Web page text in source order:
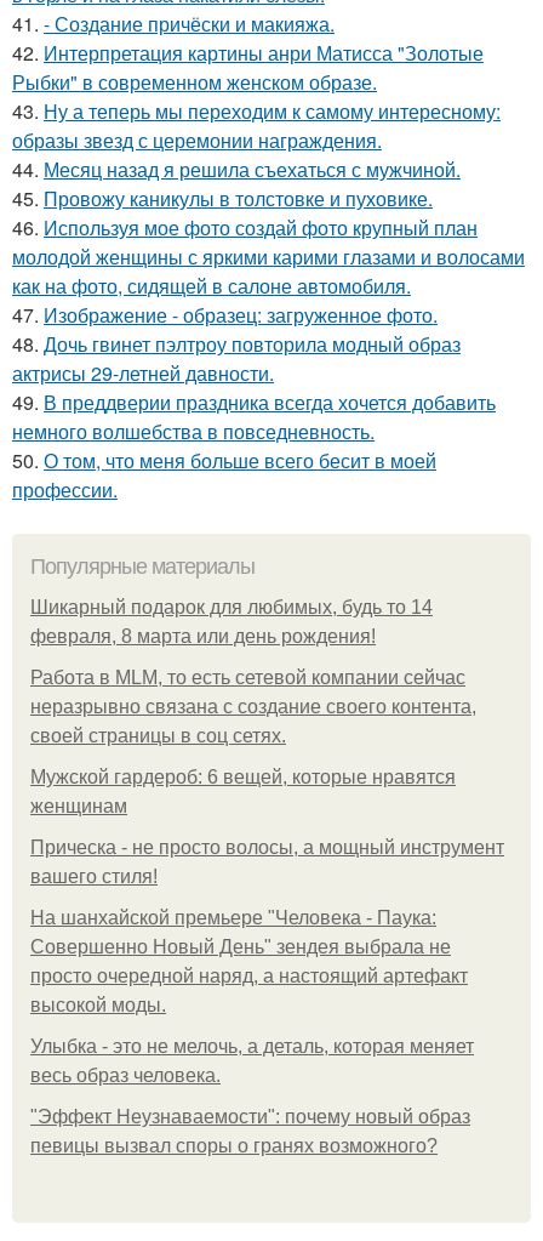
41. - Создание причёски и макияжа.
42. Интерпретация картины анри Матисса "Золотые
Рыбки" в современном женском образе.
43. Ну а теперь мы переходим к самому интересному:
образы звезд с церемонии награждения.
44. Месяц назад я решила съехаться с мужчиной.
45. Провожу каникулы в толстовке и пуховике.
46. Используя мое фото создай фото крупный план
молодой женщины с яркими карими глазами и волосами
как на фото, сидящей в салоне автомобиля.
47. Изображение - образец: загруженное фото.
48. Дочь гвинет пэлтроу повторила модный образ
актрисы 29-летней давности.
49. В преддверии праздника всегда хочется добавить
немного волшебства в повседневность.
50. О том, что меня больше всего бесит в моей
профессии.
Популярные материалы
Шикарный подарок для любимых, будь то 14
февраля, 8 марта или день рождения!
Работа в MLM, то есть сетевой компании сейчас
неразрывно связана с создание своего контента,
своей страницы в соц сетях.
Мужской гардероб: 6 вещей, которые нравятся
женщинам
Прическа - не просто волосы, а мощный инструмент
вашего стиля!
На шанхайской премьере "Человека - Паука:
Совершенно Новый День" зендея выбрала не
просто очередной наряд, а настоящий артефакт
высокой моды.
Улыбка - это не мелочь, а деталь, которая меняет
весь образ человека.
"Эффект Неузнаваемости": почему новый образ
певицы вызвал споры о гранях возможного?